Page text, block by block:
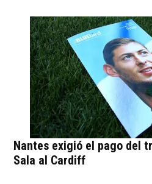
— Christian Martin
de febrero de 2019
Nantes exigió el pago del
Sala al Cardiff